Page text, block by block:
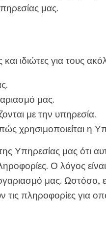
μας.
και ιδιώτες για τους
μας.
με την υπηρεσία.
χρησιμοποιείται η
Υπηρεσίας μας ότι
Ο λόγος
μας. Ωστόσο,
πληροφορίες για